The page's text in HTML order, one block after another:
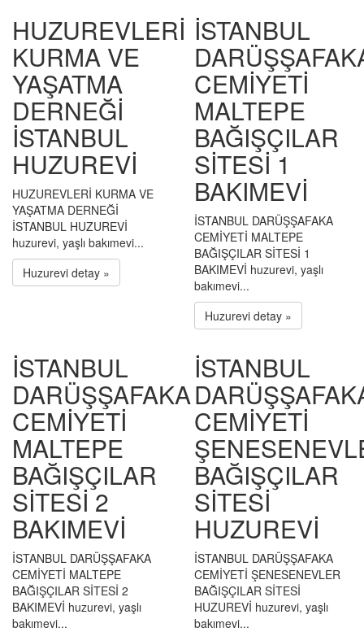
HUZUREVLERİ
KURMA VE
YAŞATMA
DERNEĞİ
İSTANBUL
HUZUREVİ
HUZUREVLERİ KURMA VE
YAŞATMA DERNEĞİ
İSTANBUL HUZUREVİ
huzurevi, yaşlı bakımevi...
Huzurevi detay »
İSTANBUL
CEMİYETİ
MALTEPE
BAĞIŞÇILAR
SİTESİ 1
BAKIMEVİ
İSTANBUL DARÜŞŞAFAKA
CEMİYETİ MALTEPE
BAĞIŞÇILAR SİTESİ 1
BAKIMEVİ huzurevi, yaşlı
bakımevi...
Huzurevi detay »
İSTANBUL
DARÜŞŞAFAKA
CEMİYETİ
MALTEPE
BAĞIŞÇILAR
SİTESİ 2
BAKIMEVİ
İSTANBUL DARÜŞŞAFAKA
CEMİYETİ MALTEPE
BAĞIŞÇILAR SİTESİ 2
BAKIMEVİ huzurevi, yaşlı
bakımevi...
İSTANBUL
CEMİYETİ
BAĞIŞÇILAR
SİTESİ
HUZUREVİ
İSTANBUL DARÜŞŞAFAKA
CEMİYETİ ŞENESENEVLER
BAĞIŞÇILAR SİTESİ
HUZUREVİ huzurevi, yaşlı
bakımevi...